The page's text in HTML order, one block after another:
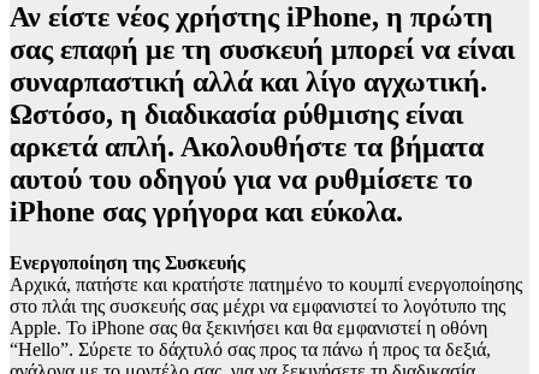
Αν είστε νέος χρήστης iPhone, η πρώτη
σας επαφή με τη συσκευή μπορεί να είναι
συναρπαστική αλλά και λίγο αγχωτική.
Ωστόσο, η διαδικασία ρύθμισης είναι
αρκετά απλή. Ακολουθήστε τα βήματα
αυτού του οδηγού για να ρυθμίσετε το
iPhone σας γρήγορα και εύκολα.
Ενεργοποίηση της Συσκευής
Αρχικά, πατήστε και κρατήστε πατημένο το κουμπί ενεργοποίησης
στο πλάι της συσκευής σας μέχρι να εμφανιστεί το λογότυπο της
Apple. Το iPhone σας θα ξεκινήσει και θα εμφανιστεί η οθόνη
“Hello”. Σύρετε το δάχτυλό σας προς τα πάνω ή προς τα δεξιά,